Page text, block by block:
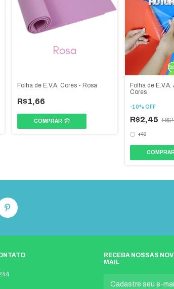
Folha de E.V.A. Cores - Rosa
R$1,66
COMPRAR
Folha de
Cores
-10% OFF
R$2,45
+49
RECEBA NOSSAS
MAIL